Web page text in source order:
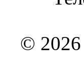
© 2026